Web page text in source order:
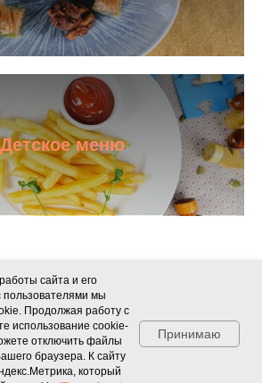
Позвонить в Шафран
Детское меню
сайта и его
пользователями мы
Продолжая работу с
использование cookie-
отключить файлы
браузера. К сайту
который
Принимаю
данных пользователей.
Солдаткин Владимир
Владимирович
ОГРНИП: 325745600106412
on Tilda